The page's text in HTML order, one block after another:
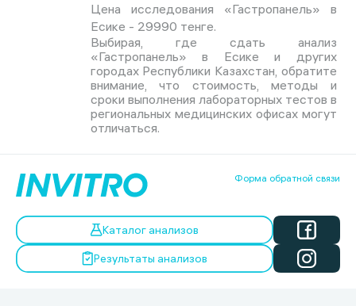
Цена исследования «Гастропанель» в
Есике - 29990 тенге.
Выбирая, где сдать анализ
«Гастропанель» в Есике и других
городах Республики Казахстан, обратите
внимание, что стоимость, методы и
сроки выполнения лабораторных тестов в
региональных медицинских офисах могут
отличаться.
Форма обратной связи
Каталог анализов
Результаты анализов